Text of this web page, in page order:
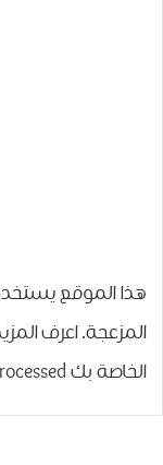
هذا الموقع
المزعجة.اعرف
الخاصة بك processed